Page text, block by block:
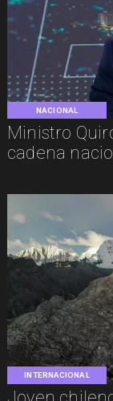
NACIONAL
Ministro
cadena
INTERNACIONAL